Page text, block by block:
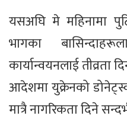
यसअघि मे महिनामा
भागका
कार्यान्वयनलाई तीव्रता
आदेशमा युक्रेनको
मात्रै नागरिकता दिने